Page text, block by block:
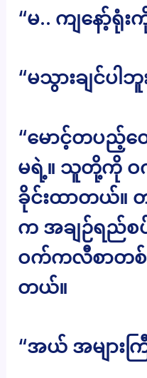
“မ.. ကျနော့်ရုံ
“မသွားချင်ပါဘူ
“မောင့်တပည့်
မရဲ့။ သူတို့ကို
ခိုင်းထာတယ်။
က အချဉ်ရည်စ
ဝက်ကလီစာတစ်ခ
တယ်။
“အယ် အများကြီ